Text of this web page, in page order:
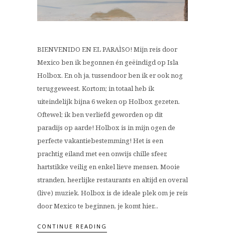
BIENVENIDO EN EL PARAÌSO! Mijn reis door
Mexico ben ik begonnen én geëindigd op Isla
Holbox. En oh ja, tussendoor ben ik er ook nog
teruggeweest. Kortom; in totaal heb ik
uiteindelijk bijna 6 weken op Holbox gezeten.
Oftewel; ik ben verliefd geworden op dit
paradijs op aarde! Holbox is in mijn ogen de
perfecte vakantiebestemming! Het is een
prachtig eiland met een onwijs chille sfeer,
hartstikke veilig en enkel lieve mensen. Mooie
stranden, heerlijke restaurants en altijd en overal
(live) muziek. Holbox is de ideale plek om je reis
door Mexico te beginnen, je komt hier...
CONTINUE READING